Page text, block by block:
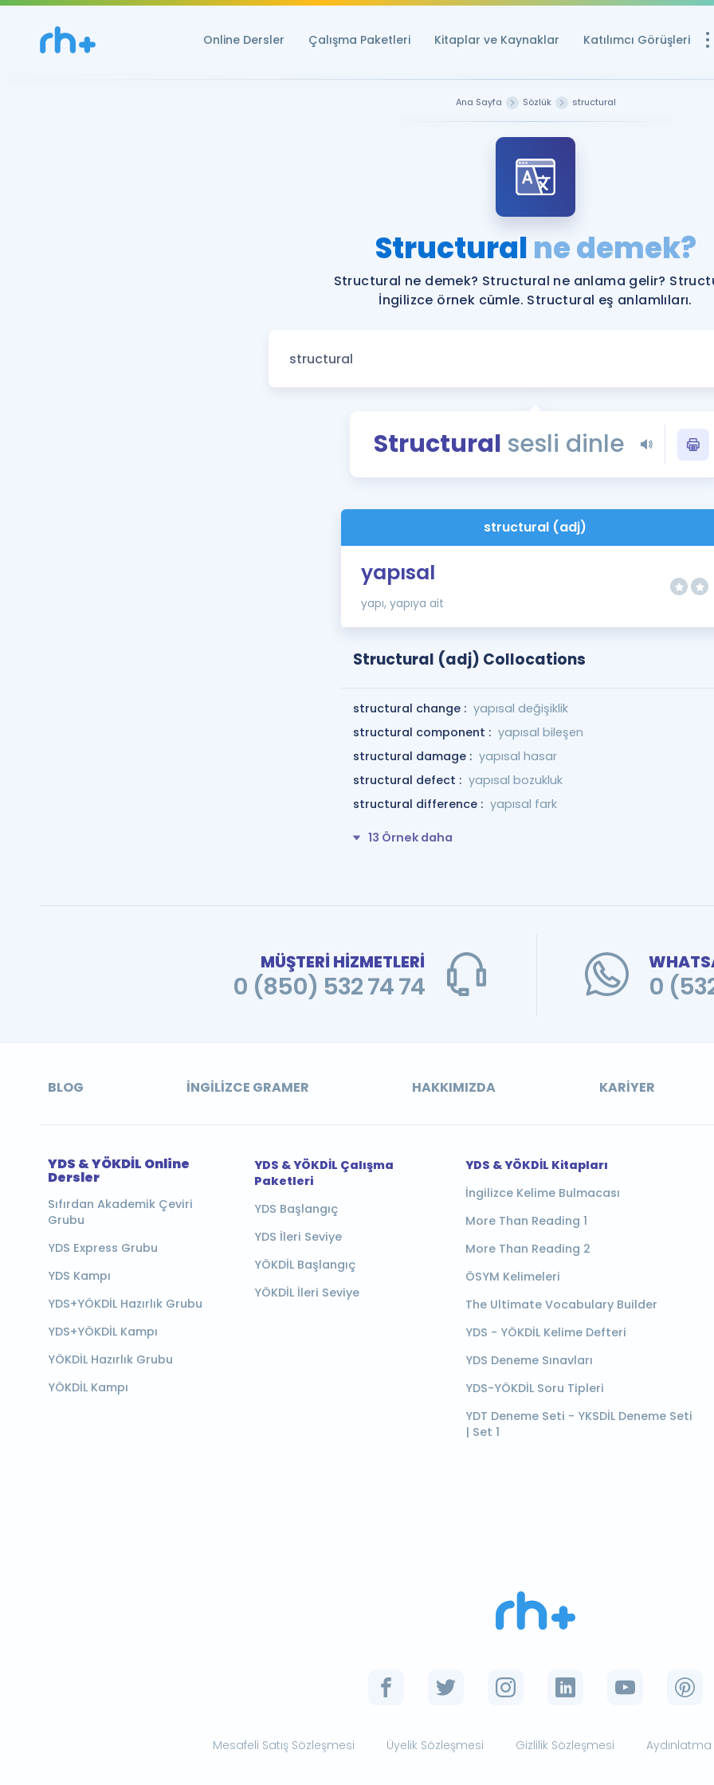
Online Dersler Çalışma Paketleri Kitaplar ve Kaynaklar Katılımcı Görüşleri
YDS ve YÖKDİL
YDS ve YÖKDİL'e
Tüm ÖSYM
YDS - YÖKDİL
İngilizce
Ana Sayfa Sözlük structural
Structuralne demek?
Structural ne demek? Structural ne anlama gelir?
İngilizce örnek cümle. Structural eş anlamlıları.
Structural sesli dinle
structural (adj)
yapısal
yapı, yapıya ait
Structural (adj) Collocations
structural change : yapısal değişiklik
structural component : yapısal bileşen
structural damage : yapısal hasar
structural defect : yapısal bozukluk
structural difference : yapısal fark
13 Örnek daha
MÜŞTERİ HİZMETLERİ
0 (850) 532 74 74 0
BLOG İNGILIZCE GRAMER HAKKIMIZDA KARIYER
YDS & YÖKDİL Online
Dersler
Sıfırdan Akademik Çeviri
Grubu
YDS Express Grubu
YDS Kampı
YDS+YÖKDİL Hazırlık Grubu
YDS+YÖKDİL Kampı
YÖKDİL Hazırlık Grubu
YÖKDİL Kampı
YDS & YÖKDİL Çalışma
Paketleri
YDS Başlangıç
YDS İleri Seviye
YÖKDİL Başlangıç
YÖKDİL İleri Seviye
YDS & YÖKDİL Kitapları
İngilizce Kelime Bulmacası
More Than Reading 1
More Than Reading 2
ÖSYM Kelimeleri
The Ultimate Vocabulary Builder
YDS - YÖKDİL Kelime Defteri
YDS Deneme Sınavları
YDS-YÖKDİL Soru Tipleri
YDT Deneme Seti - YKSDİL Deneme Seti
| Set 1
Mesafeli Satış Sözleşmesi Üyelik Sözleşmesi Gizlilik Sözleşmesi